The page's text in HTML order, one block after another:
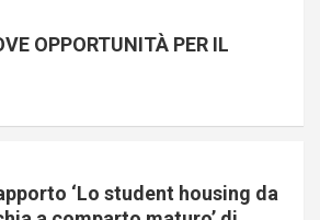
OPPORTUNITÀ PER IL
‘Lo student housing da